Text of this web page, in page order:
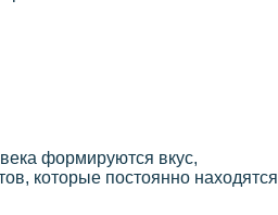
формируются вкус,
которые постоянно находятся